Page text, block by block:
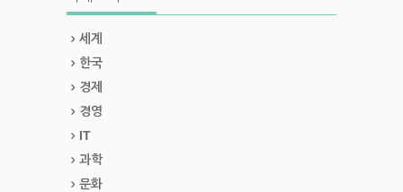
세계
한국
경제
경영
IT
과학
문화